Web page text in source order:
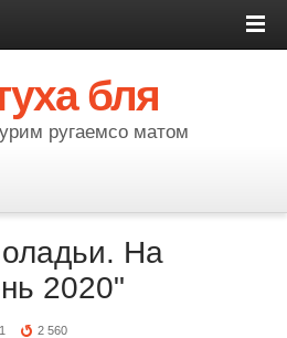
бля
ругаемсо матом
На
2020"
2 560